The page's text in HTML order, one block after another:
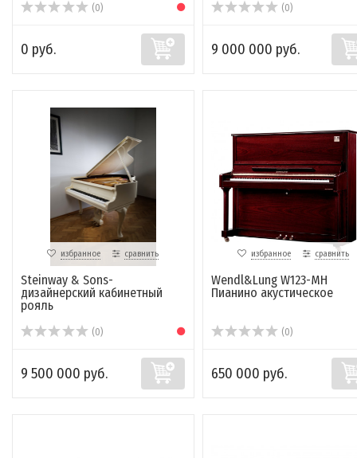
(0)
0 руб.
(0)
9 000 000 руб.
избранное сравнить
Steinway & Sons-
дизайнерский кабинетный
рояль
(0)
9 500 000 руб.
избранное сравнить
Wendl&Lung W123-MH
Пианино акустическое
(0)
650 000 руб.